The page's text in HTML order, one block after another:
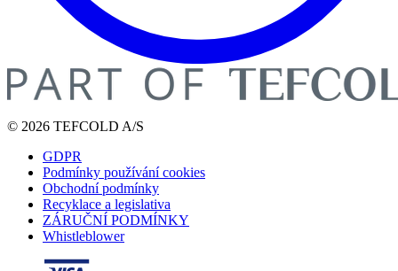
© 2026 TEFCOLD A/S
GDPR
Podmínky používání cookies
Obchodní podmínky
Recyklace a legislativa
ZÁRUČNÍ PODMÍNKY
Whistleblower